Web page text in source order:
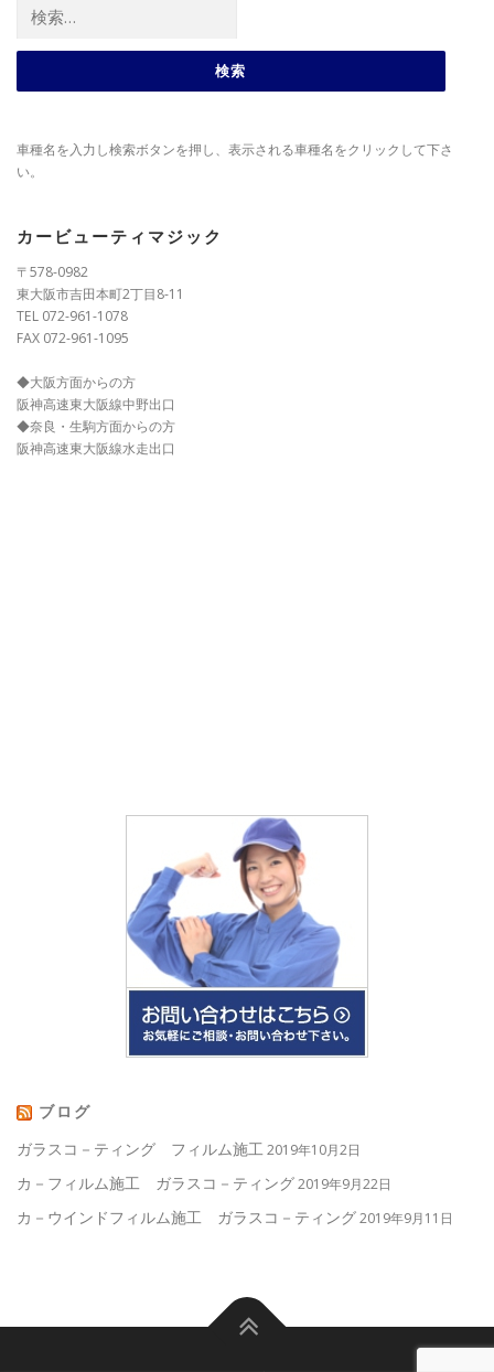
索:
車種名を入力し検索ボタンを押し、表示される車種名をクリックして下さ
い。
カービューティマジック
〒578-0982
東大阪市吉田本町2丁目8-11
TEL 072-961-1078
FAX 072-961-1095
◆大阪方面からの方
阪神高速東大阪線中野出口
◆奈良・生駒方面からの方
阪神高速東大阪線水走出口
ブログ
ガラスコ－ティング フィルム施工2019年10月2日
カ－フィルム施工 ガラスコ－ティング2019年9月22日
カ－ウインドフィルム施工 ガラスコ－ティング2019年9月11日